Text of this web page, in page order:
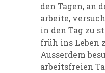
den Tagen, an
arbeite,
in den Tag zu
früh ins Leben
Ausserdem
arbeitsfreien